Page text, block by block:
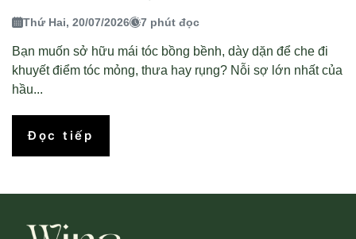
Thứ Hai, 20/07/2026 7 phút đọc
Bạn muốn sở hữu mái tóc bồng bềnh, dày dặn để che đi
khuyết điểm tóc mỏng, thưa hay rụng? Nỗi sợ lớn nhất của
hầu...
Đọc tiếp